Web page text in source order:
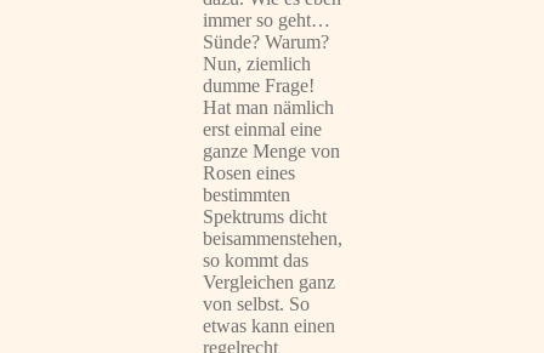
immer so geht…
Sünde? Warum?
Nun, ziemlich
dumme Frage!
Hat man nämlich
erst einmal eine
ganze Menge von
Rosen eines
bestimmten
Spektrums dicht
beisammenstehen,
so kommt das
Vergleichen ganz
von selbst. So
etwas kann einen
regelrecht